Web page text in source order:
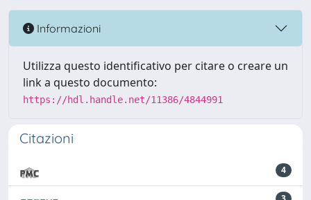
Informazioni
Utilizza questo identificativo per citare o creare un
link a questo documento:
https://hdl.handle.net/11386/4844991
Citazioni
4